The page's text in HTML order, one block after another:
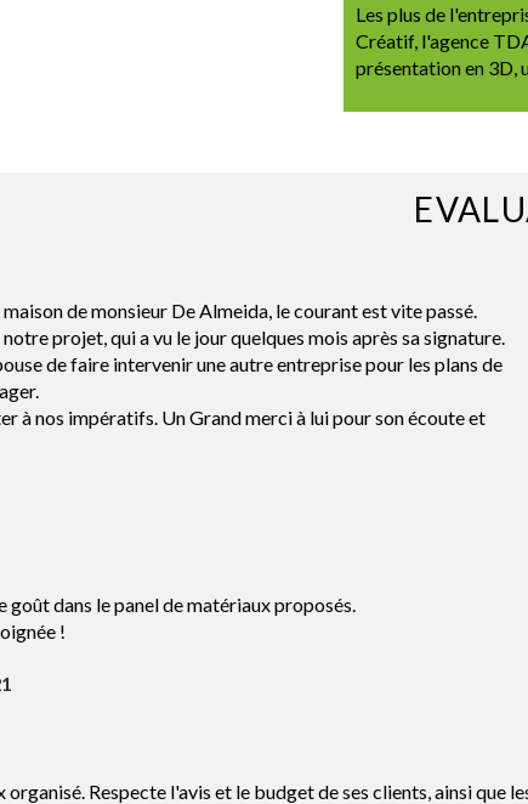
Les plus de
Créatif, l'agence
présentation en 3D,
de monsieur De Almeida, le courant est vite passé.
projet, qui a vu le jour quelques mois après sa signature.
de faire intervenir une autre entreprise pour les plans de
à nos impératifs. Un Grand merci à lui pour son écoute et
dans le panel de matériaux proposés.
!
Respecte l'avis et le budget de ses clients, ainsi que